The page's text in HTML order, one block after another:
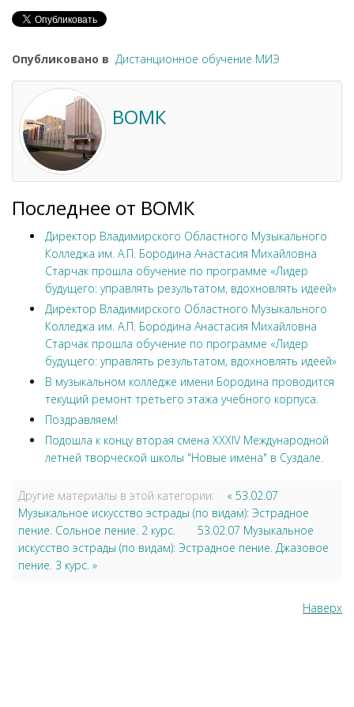
Опубликовано в Дистанционное обучение МИЭ
ВОМК
Последнее от ВОМК
Директор Владимирского Областного Музыкального
Колледжа им. А.П. Бородина Анастасия Михайловна
Старчак прошла обучение по программе «Лидер
будущего: управлять результатом, вдохновлять идеей»
Директор Владимирского Областного Музыкального
Колледжа им. А.П. Бородина Анастасия Михайловна
Старчак прошла обучение по программе «Лидер
будущего: управлять результатом, вдохновлять идеей»
В музыкальном колледже имени Бородина проводится
текущий ремонт третьего этажа учебного корпуса.
Поздравляем!
Подошла к концу вторая смена XXXIV Международной
летней творческой школы "Новые имена" в Суздале.
Другие материалы в этой категории:
« 53.02.07
Музыкальное искусство эстрады (по видам): Эстрадное
пение. Сольное пение. 2 курс.
53.02.07 Музыкальное
искусство эстрады (по видам): Эстрадное пение. Джазовое
пение. 3 курс. »
Наверх